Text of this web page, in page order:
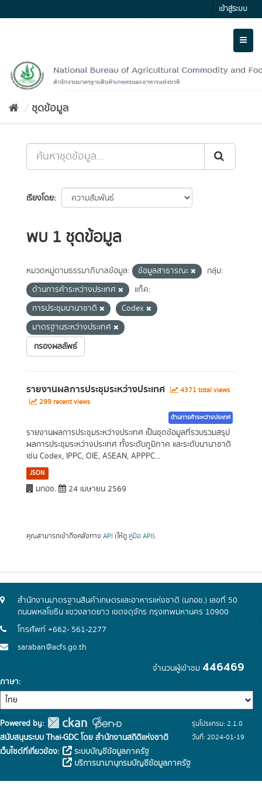
to
เข้าสู่ระบบ
ชุดข้อมูล
เรียงโดย
พบ 1 ชุดข้อมูล
หมวดหมู่ตามธรรมาภิบาลข้อมูล: ข้อมูลสาธารณะ
กลุ่ม:
ด้านการค้าระหว่างประเทศ
แท็ค:
การประชุมนานาชาติ
Codex
มาตรฐานระหว่างประเทศ
กรองผลลัพธ์
รายงานผลการประชุมระหว่างประเทศ
4371 total views
299 recent views
ด้านการค้าระหว่างประเทศ
รายงานผลการประชุมระหว่างประเทศ เป็นชุดข้อมูลที่รวบรวมสรุป
ผลการประชุมระหว่างประเทศ ทั้งระดับภูมิภาค และระดับนานาชาติ
เช่น Codex, IPPC, OIE, ASEAN, APPPC...
JSON
มกอช. 24 เมษายน 2569
คุณสามารถเข้าถึงคลังทาง API (ให้ดู คู่มือ API).
สำนักงานมาตรฐานสินค้าเกษตรและอาหารแห่งชาติ (มกอช.) เลขที่ 50
ถนนพหลโยธิน แขวงลาดยาว เขตจตุจักร กรุงเทพมหานคร 10900
โทรศัพท์ +662- 561-2277
saraban@acfs.go.th
จำนวนผู้เข้าชม 446469
ภาษา
Powered by:
สนับสนุนระบบ Thai-GDC โดย สำนักงานสถิติแห่งชาติ
เว็บไซต์ที่เกี่ยวข้อง:
ระบบบัญชีข้อมูลภาครัฐ
บริการนามานุกรมบัญชีข้อมูลภาครัฐ
รุ่นโปรแกรม: 2.1.0
วันที่: 2024-01-19